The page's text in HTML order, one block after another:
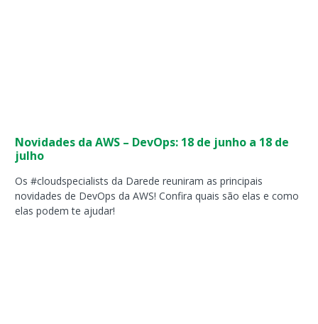
Novidades da AWS – DevOps: 18 de junho a 18 de
julho
Os #cloudspecialists da Darede reuniram as principais
novidades de DevOps da AWS! Confira quais são elas e como
elas podem te ajudar!